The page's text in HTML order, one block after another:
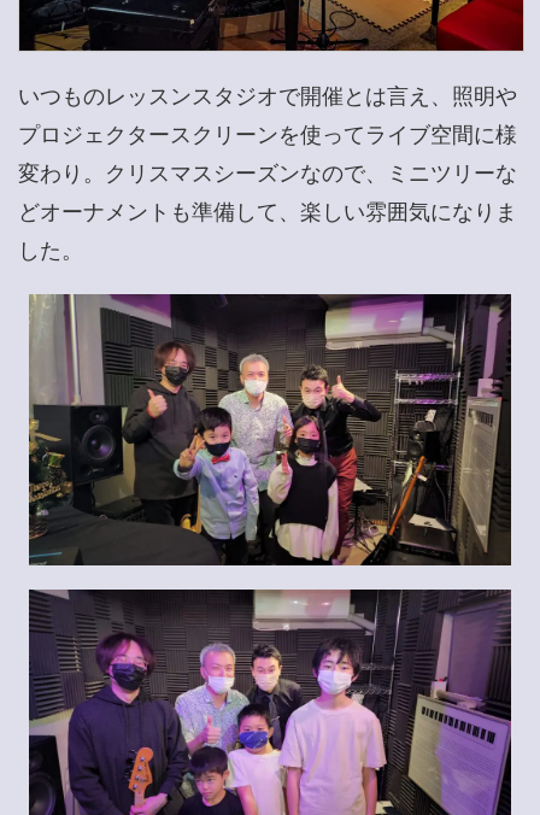
いつものレッスンスタジオで開催とは言え、照明や
プロジェクタースクリーンを使ってライブ空間に様
変わり。クリスマスシーズンなので、ミニツリーな
どオーナメントも準備して、楽しい雰囲気になりま
した。